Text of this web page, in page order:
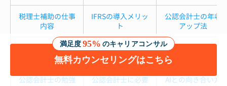
税理士補助の仕事
内容
IFRSの導入メリッ
ト
公認会計士の年収
アップ法
公認会計士になる
公認会計士の仕事
内容
会計事務・経理職
公認会計士の勉強
公認会計士に必要
AIとの向き合い方
満足度 95% のキャリアコンサル
無料カウンセリングはこちら